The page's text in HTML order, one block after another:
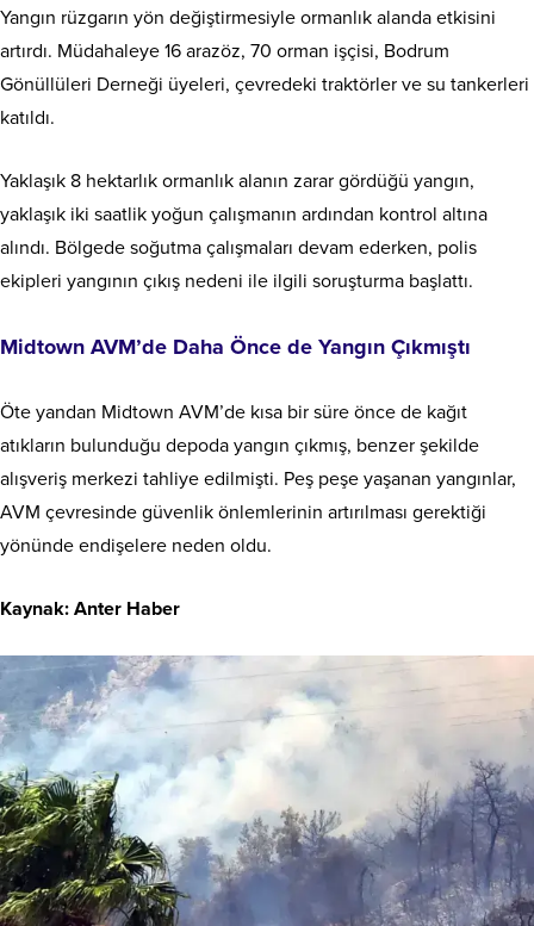
Yangın rüzgarın yön değiştirmesiyle ormanlık alanda etkisini
artırdı. Müdahaleye 16 arazöz, 70 orman işçisi, Bodrum
Gönüllüleri Derneği üyeleri, çevredeki traktörler ve su tankerleri
katıldı.
Yaklaşık 8 hektarlık ormanlık alanın zarar gördüğü yangın,
yaklaşık iki saatlik yoğun çalışmanın ardından kontrol altına
alındı. Bölgede soğutma çalışmaları devam ederken, polis
ekipleri yangının çıkış nedeni ile ilgili soruşturma başlattı.
Midtown AVM’de Daha Önce de Yangın Çıkmıştı
Öte yandan Midtown AVM’de kısa bir süre önce de kağıt
atıkların bulunduğu depoda yangın çıkmış, benzer şekilde
alışveriş merkezi tahliye edilmişti. Peş peşe yaşanan yangınlar,
AVM çevresinde güvenlik önlemlerinin artırılması gerektiği
yönünde endişelere neden oldu.
Kaynak: Anter Haber